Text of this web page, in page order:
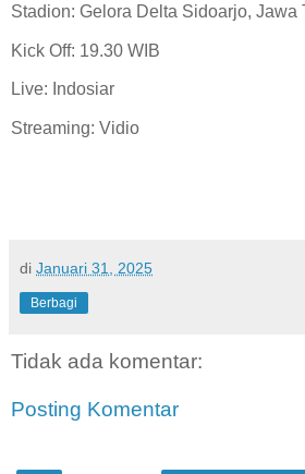
Stadion: Gelora Delta Sidoarjo, Jawa
Kick Off: 19.30 WIB
Live: Indosiar
Streaming: Vidio
di Januari 31, 2025
Berbagi
Tidak ada komentar:
Posting Komentar